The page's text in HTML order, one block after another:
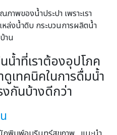
าพของน้ำประปา เพราะเรา
ล่งน้ำดิบ กระบวนการผลิตน้ำ
าน
ำที่เราต้องอุปโภค
ดูเทคนิคในการดื่มน้ำ
กันบ้างดีกว่า